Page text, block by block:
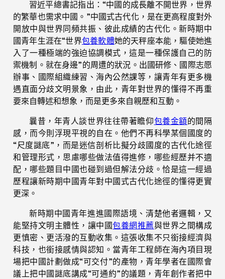
習近平總書記指出：“中國的成長離不開世界，世界
的繁華也需求中國。”中國式古代化，是在更高程度對外
開放中與世界同頻共振、彼此成績的古代化。新時期中
國青年生涯在“世界包養軟體她的天秤座本能，驅使她進
入了一種極端的強迫協調模式，這是一種保護自己的防
禦機制。就在身邊”的周遭的狀況。出國研修、國際志愿
辦事、國際組織練習、海內公然課等，讓青年有更多機
遇直面分歧文明景象，由此，青年對世界的懂得不再重
要來自轉述和想象，而是更多來自親歷和互動。
曩昔，年青人談世界往往帶著瞻仰包養金額的間隔
感，而今則浮現平視的自在。他們不再科學某個國度的
“尺度謎底”，而是迷信剖析比擬分歧國度的古代化途徑
和管理形式，思慮哪些做法值得進修，哪些經歷并不適
配，哪些題目中國也碰到過但解法分歧。恰是這一經過
歷程讓新時期中國青年對中國式古代化途徑的懂得更實
更深。
新時期中國青年進進國際語境、清楚他者邏輯，又
能堅持文明主體性，讓中國包養網推薦與世界之間構成
更慎密、更活潑的互動收集。這張收集不只銜接經濟與
科技，也銜接感情與認知。當青年工程師在海內項目現
場把中國計劃做成“可交付”的產物，青年學者在國際會
議上把中國謎底講成“可通約”的議題，青年創作者把中